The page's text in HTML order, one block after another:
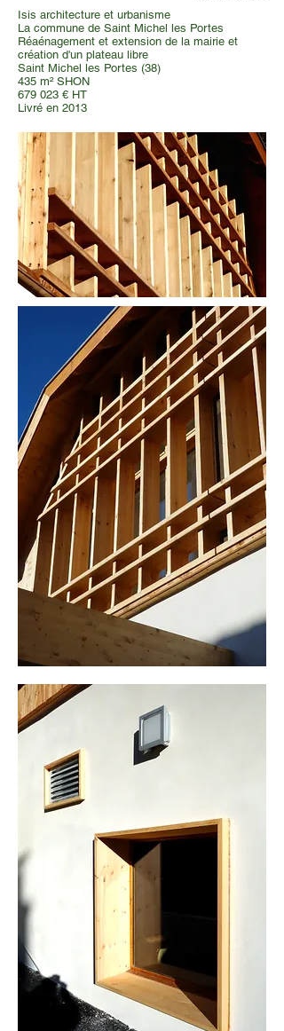
Isis architecture et urbanisme
La commune de Saint Michel les Portes
Réaénagement et extension de la mairie et
création d'un plateau libre
Saint Michel les Portes (38)
435 m² SHON
679 023 € HT
Livré en 2013